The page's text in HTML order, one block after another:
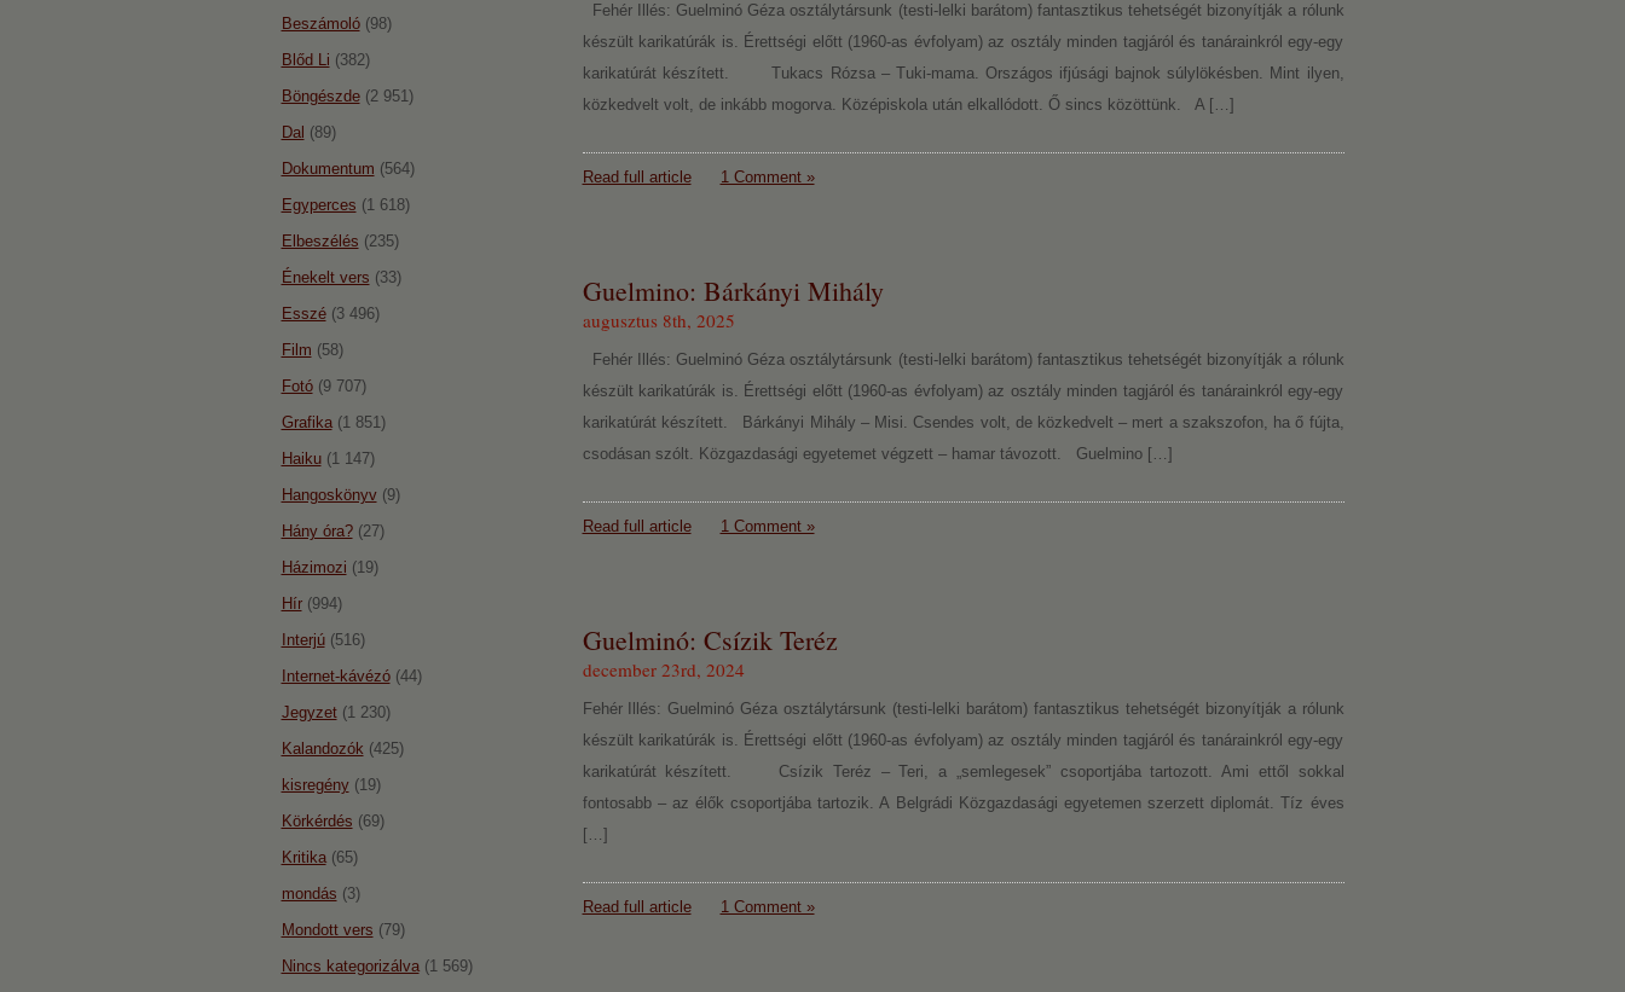
Fehér Illés: Guelminó Géza osztálytársunk (testi-lelki barátom) fantasztikus tehetségét bizonyítják a rólunk
készült karikatúrák is. Érettségi előtt (1960-as évfolyam) az osztály minden tagjáról és tanárainkról egy-egy
karikatúrát készített. Tukacs Rózsa – Tuki-mama. Országos ifjúsági bajnok súlylökésben. Mint ilyen,
közkedvelt volt, de inkább mogorva. Középiskola után elkallódott. Ő sincs közöttünk. A […]
Read full article 1 Comment »
Guelmino: Bárkányi Mihály
augusztus 8th, 2025
Fehér Illés: Guelminó Géza osztálytársunk (testi-lelki barátom) fantasztikus tehetségét bizonyítják a rólunk
készült karikatúrák is. Érettségi előtt (1960-as évfolyam) az osztály minden tagjáról és tanárainkról egy-egy
karikatúrát készített. Bárkányi Mihály – Misi. Csendes volt, de közkedvelt – mert a szakszofon, ha ő fújta,
csodásan szólt. Közgazdasági egyetemet végzett – hamar távozott. Guelmino […]
Read full article 1 Comment »
Guelminó: Csízik Teréz
december 23rd, 2024
Fehér Illés: Guelminó Géza osztálytársunk (testi-lelki barátom) fantasztikus tehetségét bizonyítják a rólunk
készült karikatúrák is. Érettségi előtt (1960-as évfolyam) az osztály minden tagjáról és tanárainkról egy-egy
karikatúrát készített. Csízik Teréz – Teri, a „semlegesek” csoportjába tartozott. Ami ettől sokkal
fontosabb – az élők csoportjába tartozik. A Belgrádi Közgazdasági egyetemen szerzett diplomát. Tíz éves
[…]
Read full article 1 Comment »
Beszámoló(98)
Blőd Li (382)
Böngészde(2 951)
Dal (89)
Dokumentum (564)
Egyperces (1 618)
Elbeszélés (235)
Énekelt vers (33)
Esszé(3 496)
Film (58)
Fotó(9 707)
Grafika(1 851)
Haiku(1 147)
Hangoskönyv(9)
Hány óra?(27)
Házimozi (19)
Hír(994)
Interjú(516)
Internet-kávézó(44)
Jegyzet(1 230)
Kalandozók (425)
kisregény(19)
Körkérdés (69)
Kritika(65)
mondás (3)
Mondott vers (79)
Nincs kategorizálva(1 569)